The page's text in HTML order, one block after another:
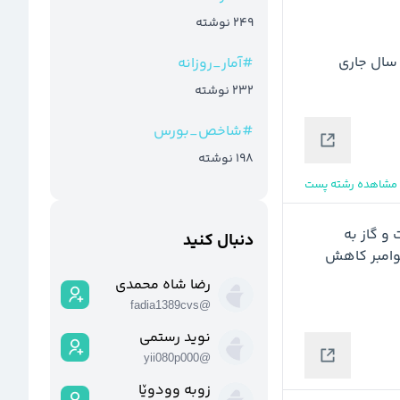
مشاهده رشته پست
249 نوشته
#آمار_روزانه
232 نوشته
#شاخص_بورس
198 نوشته
دنبال کنید
رضا شاه محمدی
@
fadia1389cvs
نوید رستمی
@
yii080p000
زوبە وودوێا